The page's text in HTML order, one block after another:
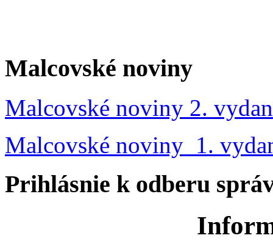
Malcovské noviny
Malcovské noviny 2.
Malcovské noviny 1.
Prihlásnie k odberu